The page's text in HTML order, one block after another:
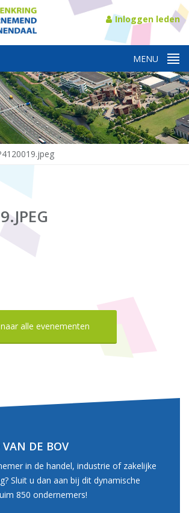
Inloggen leden
alle evenementen
DE BOV
in de handel, industrie of zakelijke
Sluit u dan aan bij dit dynamische
850 ondernemers!